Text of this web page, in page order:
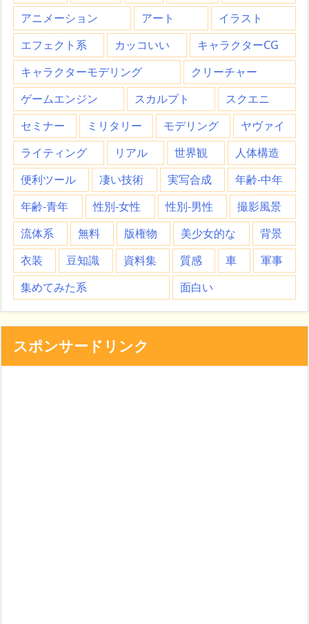
アニメーション
アート
イラスト
エフェクト系
カッコいい
キャラクターCG
キャラクターモデリング
クリーチャー
ゲームエンジン
スカルプト
スクエニ
セミナー
ミリタリー モデリング
ヤヴァイ
ライティング
リアル 世界観
人体構造
便利ツール
凄い技術 実写合成
年齢-中年
年齢-青年
性別-女性 性別-男性
撮影風景
流体系
無料 版権物 美少女的な
背景
衣装
豆知識 資料集 質感 車
軍事
集めてみた系
面白い
スポンサードリンク